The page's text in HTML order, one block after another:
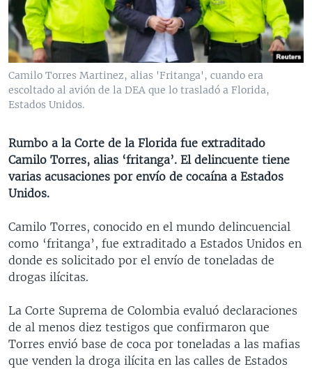
VENEZUELA
BRASIL
NICARAGUA
ECONOMÍA
ENTRETENIMIENTO Y CULTURA
TECNOLOGÍA
DEPORTES
MULTIMEDIA
VIDEOS
FOTOGRAFÍA
AUDIOS
PROGRAMAS TV
EL MUNDO AL DÍA
FORO INTERAMERICANO
LAS CLAVES
PANORAMA
RADIO
AVANCE INFORMATIVO
BUENOS DÍAS AMÉRICA
ESTADOS UNIDOS AL DÍA
EL MUNDO AL DÍA [RADIO]
DEPORTIVO INTERNACIONAL
NOTA ECONÓMICA
DIRECT
Learning English
SÍGANOS
Idiomas
Camilo Torres Martinez, alias 'Fritanga', cuando era
escoltado al avión de la DEA que lo trasladó a Florida,
Estados Unidos.
Rumbo a la Corte de la Florida fue extraditado
Camilo Torres, alias ‘fritanga’. El delincuente tiene
varias acusaciones por envío de cocaína a Estados
Unidos.
Camilo Torres, conocido en el mundo delincuencial
como ‘fritanga’, fue extraditado a Estados Unidos en
donde es solicitado por el envío de toneladas de
drogas ilícitas.
La Corte Suprema de Colombia evaluó declaraciones
de al menos diez testigos que confirmaron que
Torres envió base de coca por toneladas a las mafias
que venden la droga ilícita en las calles de Estados